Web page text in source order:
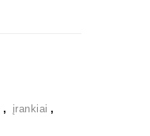
, įrankiai ,